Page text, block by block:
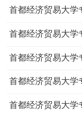
首都经济贸易大学
首都经济贸易大学
首都经济贸易大学
首都经济贸易大学
首都经济贸易大学